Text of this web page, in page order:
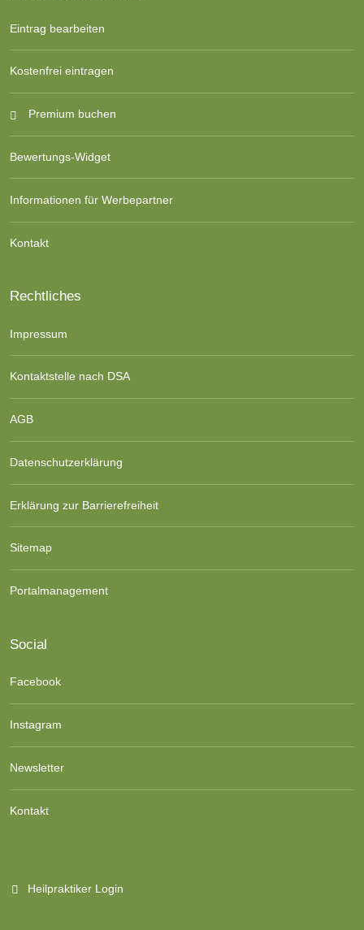
Eintrag bearbeiten
Kostenfrei eintragen
Premium buchen
Bewertungs-Widget
Informationen für Werbepartner
Kontakt
Rechtliches
Impressum
Kontaktstelle nach DSA
AGB
Datenschutzerklärung
Erklärung zur Barrierefreiheit
Sitemap
Portalmanagement
Social
Facebook
Instagram
Newsletter
Kontakt
Heilpraktiker Login